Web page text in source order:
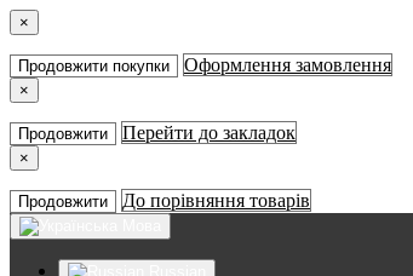
×
Продовжити покупки Оформлення замовлення
×
Продовжити Перейти до закладок
×
Продовжити До порівняння товарів